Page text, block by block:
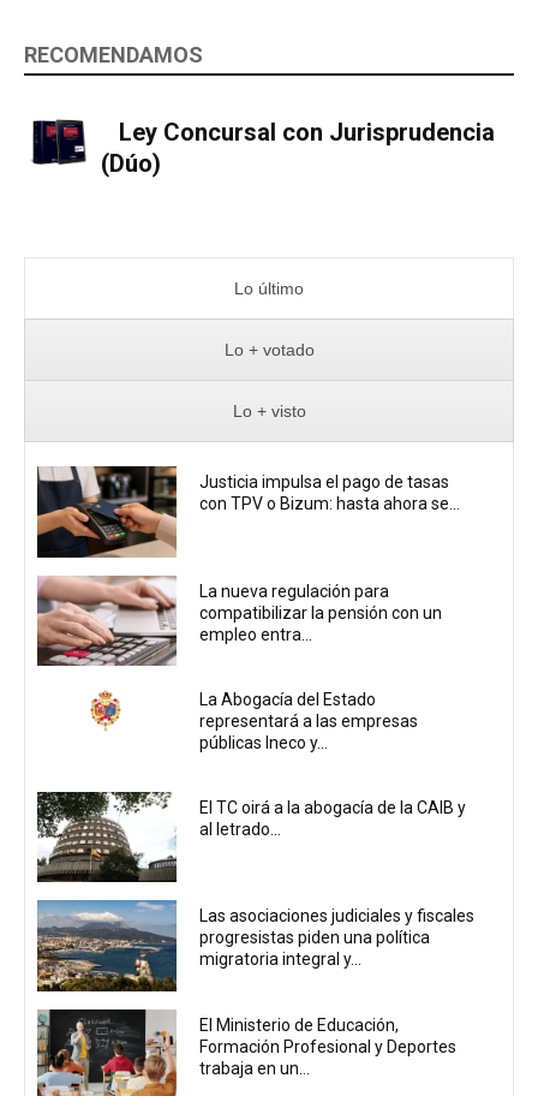
RECOMENDAMOS
Ley Concursal con Jurisprudencia
(Dúo)
Lo último
Lo + votado
Lo + visto
Justicia impulsa el pago de tasas
con TPV o Bizum: hasta ahora se...
La nueva regulación para
compatibilizar la pensión con un
empleo entra...
La Abogacía del Estado
representará a las empresas
públicas Ineco y...
El TC oirá a la abogacía de la CAIB y
al letrado...
Las asociaciones judiciales y fiscales
progresistas piden una política
migratoria integral y...
El Ministerio de Educación,
Formación Profesional y Deportes
trabaja en un...